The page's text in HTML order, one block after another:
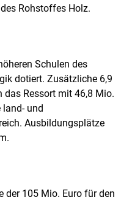
Rohstoffes Holz.
Schulen des
dotiert. Zusätzliche 6,9
Ressort mit 46,8 Mio.
und
Ausbildungsplätze
der 105 Mio. Euro für den